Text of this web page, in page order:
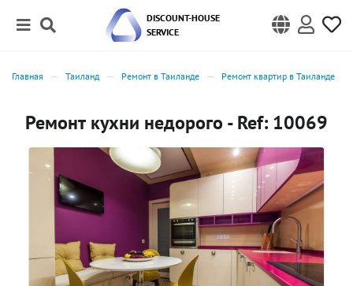
DISCOUNT-HOUSE
SERVICE
Главная Таиланд Ремонт в Таиланде Ремонт квартир в Таиланде
Ремонт кухни недорого - Ref: 10069